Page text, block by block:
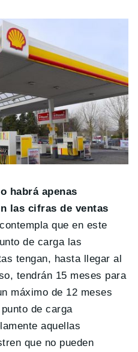
habrá apenas
las cifras de ventas
que en este
de carga las
tengan, hasta llegar al
tendrán 15 meses para
máximo de 12 meses
de carga
aquellas
que no pueden